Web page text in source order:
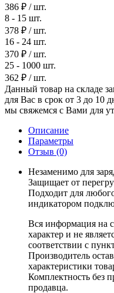
386 ₽ / шт.
8 - 15 шт.
378 ₽ / шт.
16 - 24 шт.
370 ₽ / шт.
25 - 1000 шт.
362 ₽ / шт.
Данный товар на складе
для Вас в срок от 3 до 10
мы свяжемся с Вами для
Описание
Параметры
Отзыв (0)
Незаменимо для
Защищает от
Подходит для
индикатором
Вся информация на
характер и не
соответствии с
Производитель
характеристики
Комплектность без
продавца.